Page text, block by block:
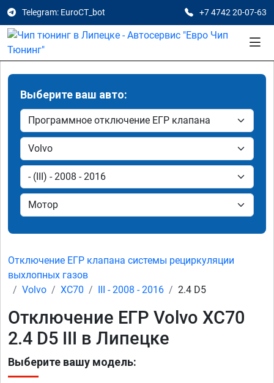
Telegram: EuroCT_bot +7 4742 20-07-63
Выберите ваш авто:
Отключение ЕГР клапана системы рециркуляции
выхлопных газов
Volvo
XC70 III - 2008 - 2016 2.4 D5
Отключение ЕГР Volvo XC70
2.4 D5 III в Липецке
Выберите вашу модель: